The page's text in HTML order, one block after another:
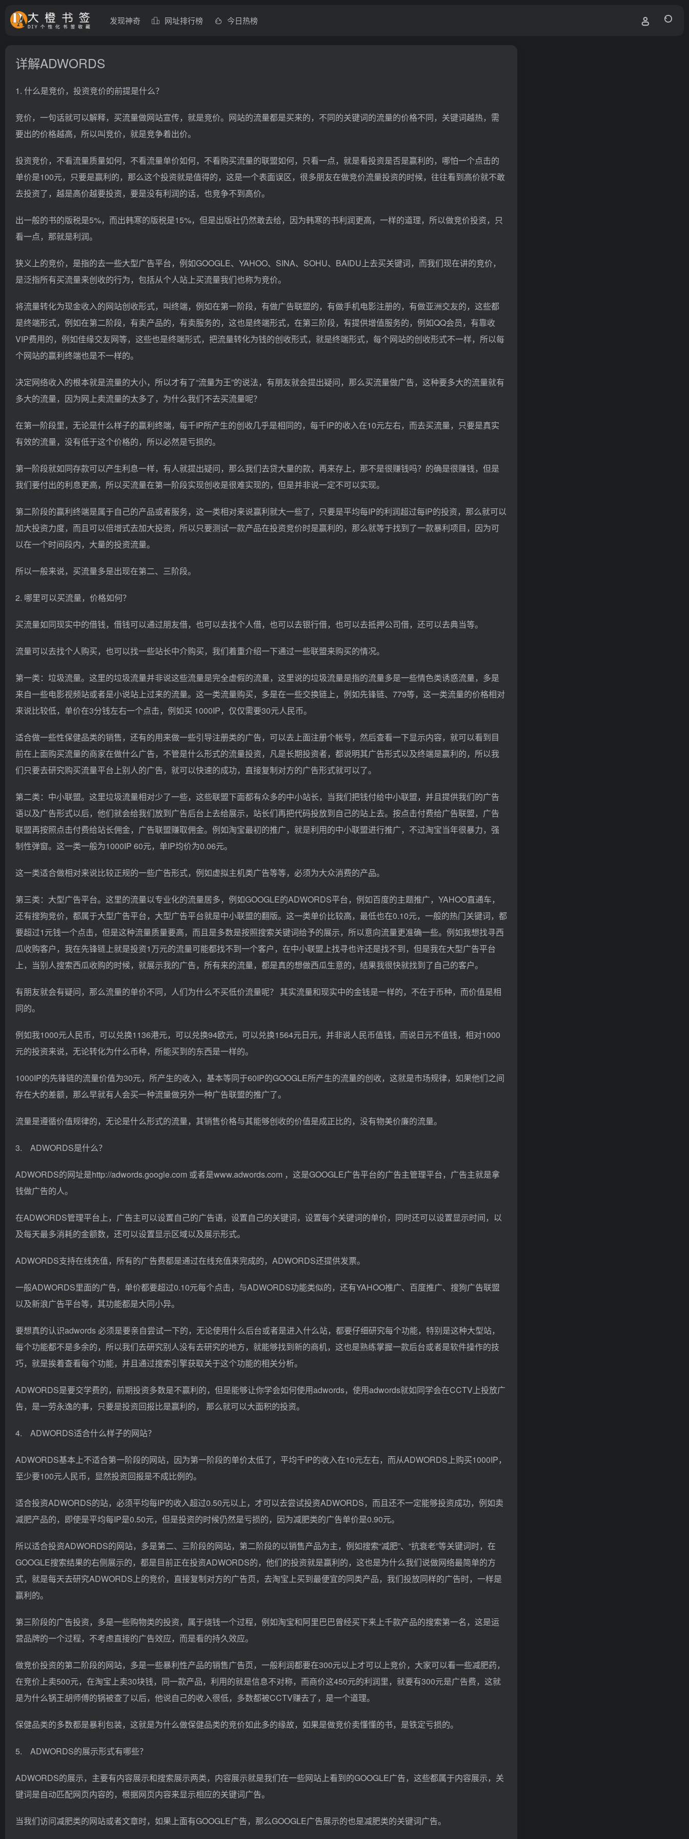
发现神奇 网址排行榜 今日热榜
详解ADWORDS
1. 什么是竞价，投资竞价的前提是什么？
竞价，一句话就可以解释，买流量做网站宣传，就是竞价。网站的流量都是买来的，不同的关键词的流量的价格不同，关键词越热，需
要出的价格越高，所以叫竞价，就是竞争着出价。
投资竞价，不看流量质量如何，不看流量单价如何，不看购买流量的联盟如何，只看一点，就是看投资是否是赢利的，哪怕一个点击的
单价是100元，只要是赢利的，那么这个投资就是值得的，这是一个表面误区，很多朋友在做竞价流量投资的时候，往往看到高价就不敢
去投资了，越是高价越要投资，要是没有利润的话，也竞争不到高价。
出一般的书的版税是5%，而出韩寒的版税是15%，但是出版社仍然敢去给，因为韩寒的书利润更高，一样的道理，所以做竞价投资，只
看一点，那就是利润。
狭义上的竞价，是指的去一些大型广告平台，例如GOOGLE、YAHOO、SINA、SOHU、BAIDU上去买关键词，而我们现在讲的竞价，
是泛指所有买流量来创收的行为，包括从个人站上买流量我们也称为竞价。
将流量转化为现金收入的网站创收形式，叫终端，例如在第一阶段，有做广告联盟的，有做手机电影注册的，有做亚洲交友的，这些都
是终端形式，例如在第二阶段，有卖产品的，有卖服务的，这也是终端形式，在第三阶段，有提供增值服务的，例如QQ会员，有靠收
VIP费用的，例如佳缘交友网等，这些也是终端形式，把流量转化为钱的创收形式，就是终端形式，每个网站的创收形式不一样，所以每
个网站的赢利终端也是不一样的。
决定网络收入的根本就是流量的大小，所以才有了“流量为王”的说法，有朋友就会提出疑问，那么买流量做广告，这种要多大的流量就有
多大的流量，因为网上卖流量的太多了，为什么我们不去买流量呢？
在第一阶段里，无论是什么样子的赢利终端，每千IP所产生的创收几乎是相同的，每千IP的收入在10元左右，而去买流量，只要是真实
有效的流量，没有低于这个价格的，所以必然是亏损的。
第一阶段就如同存款可以产生利息一样，有人就提出疑问，那么我们去贷大量的款，再来存上，那不是很赚钱吗？的确是很赚钱，但是
我们要付出的利息更高，所以买流量在第一阶段实现创收是很难实现的，但是并非说一定不可以实现。
第二阶段的赢利终端是属于自己的产品或者服务，这一类相对来说赢利就大一些了，只要是平均每IP的利润超过每IP的投资，那么就可以
加大投资力度，而且可以倍增式去加大投资，所以只要测试一款产品在投资竞价时是赢利的，那么就等于找到了一款暴利项目，因为可
以在一个时间段内，大量的投资流量。
所以一般来说，买流量多是出现在第二、三阶段。
2. 哪里可以买流量，价格如何？
买流量如同现实中的借钱，借钱可以通过朋友借，也可以去找个人借，也可以去银行借，也可以去抵押公司借，还可以去典当等。
流量可以去找个人购买，也可以找一些站长中介购买，我们着重介绍一下通过一些联盟来购买的情况。
第一类：垃圾流量。这里的垃圾流量并非说这些流量是完全虚假的流量，这里说的垃圾流量是指的流量多是一些情色类诱惑流量，多是
来自一些电影视频站或者是小说站上过来的流量。这一类流量购买，多是在一些交换链上，例如先锋链、779等，这一类流量的价格相对
来说比较低，单价在3分钱左右一个点击，例如买 1000IP，仅仅需要30元人民币。
适合做一些性保健品类的销售，还有的用来做一些引导注册类的广告，可以去上面注册个帐号，然后查看一下显示内容，就可以看到目
前在上面购买流量的商家在做什么广告，不管是什么形式的流量投资，凡是长期投资者，都说明其广告形式以及终端是赢利的，所以我
们只要去研究购买流量平台上别人的广告，就可以快速的成功，直接复制对方的广告形式就可以了。
第二类：中小联盟。这里垃圾流量相对少了一些，这些联盟下面都有众多的中小站长，当我们把钱付给中小联盟，并且提供我们的广告
语以及广告形式以后，他们就会给我们放到广告后台上去给展示，站长们再把代码投放到自己的站上去。按点击付费给广告联盟，广告
联盟再按照点击付费给站长佣金，广告联盟赚取佣金。例如淘宝最初的推广，就是利用的中小联盟进行推广，不过淘宝当年很暴力，强
制性弹窗。这一类一般为1000IP 60元，单IP均价为0.06元。
这一类适合做相对来说比较正规的一些广告形式，例如虚拟主机类广告等等，必须为大众消费的产品。
第三类：大型广告平台。这里的流量以专业化的流量居多，例如GOOGLE的ADWORDS平台，例如百度的主题推广，YAHOO直通车，
还有搜狗竞价，都属于大型广告平台，大型广告平台就是中小联盟的翻版。这一类单价比较高，最低也在0.10元，一般的热门关键词，都
要超过1元钱一个点击，但是这种流量质量要高，而且是多数是按照搜索关键词给予的展示，所以意向流量更准确一些。例如我想找寻西
瓜收购客户，我在先锋链上就是投资1万元的流量可能都找不到一个客户，在中小联盟上找寻也许还是找不到，但是我在大型广告平台
上，当别人搜索西瓜收购的时候，就展示我的广告，所有来的流量，都是真的想做西瓜生意的，结果我很快就找到了自己的客户。
有朋友就会有疑问，那么流量的单价不同，人们为什么不买低价流量呢？ 其实流量和现实中的金钱是一样的，不在于币种，而价值是相
同的。
例如我1000元人民币，可以兑换1136港元，可以兑换94欧元，可以兑换1564元日元，并非说人民币值钱，而说日元不值钱，相对1000
元的投资来说，无论转化为什么币种，所能买到的东西是一样的。
1000IP的先锋链的流量价值为30元，所产生的收入，基本等同于60IP的GOOGLE所产生的流量的创收，这就是市场规律，如果他们之间
存在大的差额，那么早就有人会买一种流量做另外一种广告联盟的推广了。
流量是遵循价值规律的，无论是什么形式的流量，其销售价格与其能够创收的价值是成正比的，没有物美价廉的流量。
3. ADWORDS是什么？
ADWORDS的网址是http://adwords.google.com 或者是www.adwords.com ，这是GOOGLE广告平台的广告主管理平台，广告主就是拿
钱做广告的人。
在ADWORDS管理平台上，广告主可以设置自己的广告语，设置自己的关键词，设置每个关键词的单价，同时还可以设置显示时间，以
及每天最多消耗的金额数，还可以设置显示区域以及展示形式。
ADWORDS支持在线充值，所有的广告费都是通过在线充值来完成的，ADWORDS还提供发票。
一般ADWORDS里面的广告，单价都要超过0.10元每个点击，与ADWORDS功能类似的，还有YAHOO推广、百度推广、搜狗广告联盟
以及新浪广告平台等，其功能都是大同小异。
要想真的认识adwords 必须是要亲自尝试一下的，无论使用什么后台或者是进入什么站，都要仔细研究每个功能，特别是这种大型站，
每个功能都不是多余的，所以我们去研究别人没有去研究的地方，就能够找到新的商机，这也是熟练掌握一款后台或者是软件操作的技
巧，就是挨着查看每个功能，并且通过搜索引擎获取关于这个功能的相关分析。
ADWORDS是要交学费的，前期投资多数是不赢利的，但是能够让你学会如何使用adwords，使用adwords就如同学会在CCTV上投放广
告，是一劳永逸的事，只要是投资回报比是赢利的， 那么就可以大面积的投资。
4. ADWORDS适合什么样子的网站？
ADWORDS基本上不适合第一阶段的网站，因为第一阶段的单价太低了，平均千IP的收入在10元左右，而从ADWORDS上购买1000IP，
至少要100元人民币，显然投资回报是不成比例的。
适合投资ADWORDS的站，必须平均每IP的收入超过0.50元以上，才可以去尝试投资ADWORDS，而且还不一定能够投资成功，例如卖
减肥产品的，即使是平均每IP是0.50元，但是投资的时候仍然是亏损的，因为减肥类的广告单价是0.90元。
所以适合投资ADWORDS的网站，多是第二、三阶段的网站，第二阶段的以销售产品为主，例如搜索“减肥”、“抗衰老”等关键词时，在
GOOGLE搜索结果的右侧展示的，都是目前正在投资ADWORDS的，他们的投资就是赢利的，这也是为什么我们说做网络最简单的方
式，就是每天去研究ADWORDS上的竞价，直接复制对方的广告页，去淘宝上买到最便宜的同类产品，我们投放同样的广告时，一样是
赢利的。
第三阶段的广告投资，多是一些购物类的投资，属于烧钱一个过程，例如淘宝和阿里巴巴曾经买下来上千款产品的搜索第一名，这是运
营品牌的一个过程，不考虑直接的广告效应，而是看的持久效应。
做竞价投资的第二阶段的网站，多是一些暴利性产品的销售广告页，一般利润都要在300元以上才可以上竞价，大家可以看一些减肥药，
在竞价上卖500元，在淘宝上卖30块钱，同一款产品，利用的就是信息不对称，而商价这450元的利润里，就要有300元是广告费，这就
是为什么锅王胡师傅的锅被查了以后，他说自己的收入很低，多数都被CCTV赚去了，是一个道理。
保健品类的多数都是暴利包装，这就是为什么做保健品类的竞价如此多的缘故，如果是做竞价卖懂懂的书，是铁定亏损的。
5. ADWORDS的展示形式有哪些？
ADWORDS的展示，主要有内容展示和搜索展示两类，内容展示就是我们在一些网站上看到的GOOGLE广告，这些都属于内容展示，关
键词是自动匹配网页内容的，根据网页内容来显示相应的关键词广告。
当我们访问减肥类的网站或者文章时，如果上面有GOOGLE广告，那么GOOGLE广告展示的也是减肥类的关键词广告。